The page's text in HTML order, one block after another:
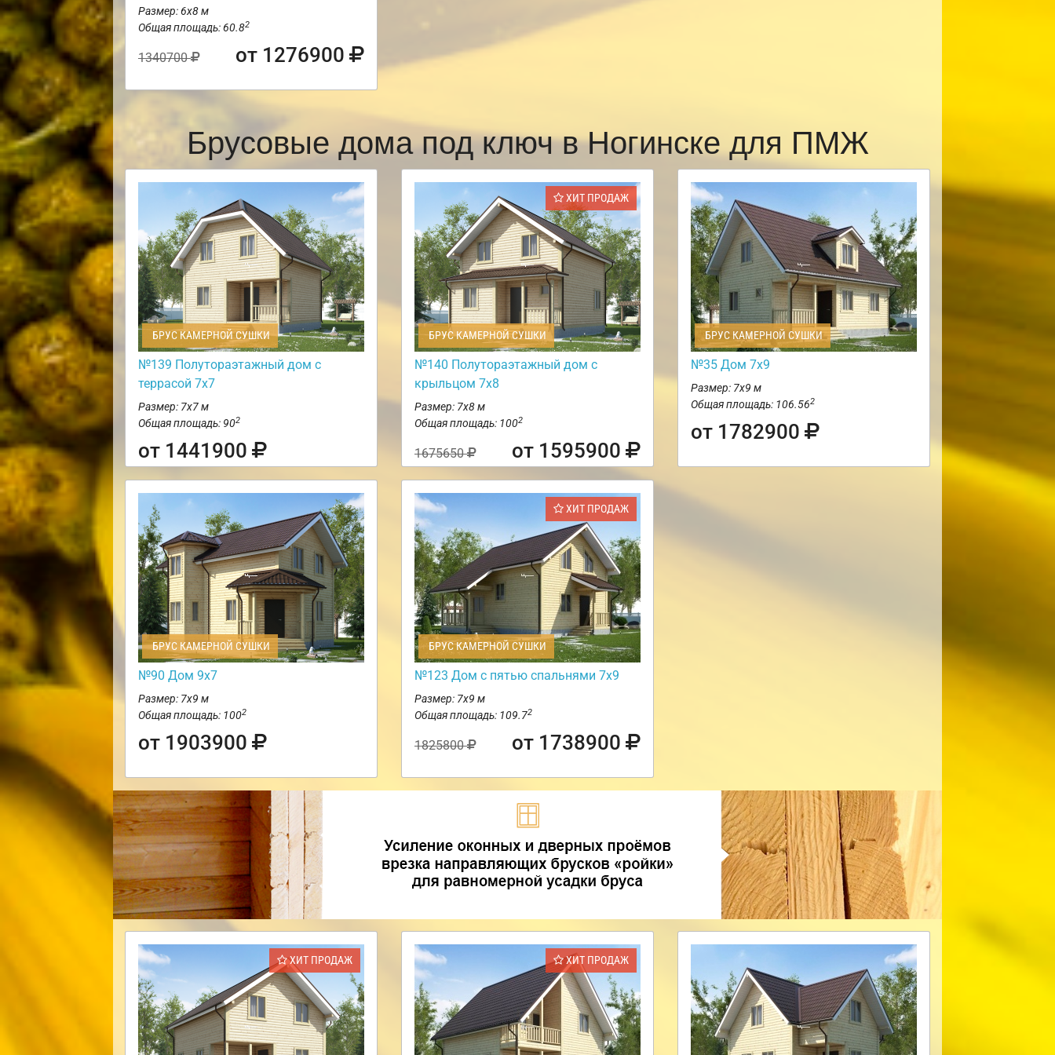
Размер: 6х8 м
Общая площадь: 60.82
1340700 от 1276900
Брусовые дома под ключ в Ногинске для ПМЖ
БРУС КАМЕРНОЙ СУШКИ
№139 Полутораэтажный дом с
террасой 7х7
Размер: 7х7 м
Общая площадь: 902
от 1441900
ХИТ ПРОДАЖ
БРУС КАМЕРНОЙ СУШКИ
№140 Полутораэтажный дом с
крыльцом 7х8
Размер: 7х8 м
Общая площадь: 1002
1675650 от 1595900
БРУС КАМЕРНОЙ СУШКИ
№35 Дом 7х9
Размер: 7х9 м
Общая площадь: 106.562
от 1782900
БРУС КАМЕРНОЙ СУШКИ
№90 Дом 9х7
Размер: 7х9 м
Общая площадь: 1002
от 1903900
ХИТ ПРОДАЖ
БРУС КАМЕРНОЙ СУШКИ
№123 Дом с пятью спальнями 7х9
Размер: 7х9 м
Общая площадь: 109.72
1825800 от 1738900
ХИТ ПРОДАЖ ХИТ ПРОДАЖ